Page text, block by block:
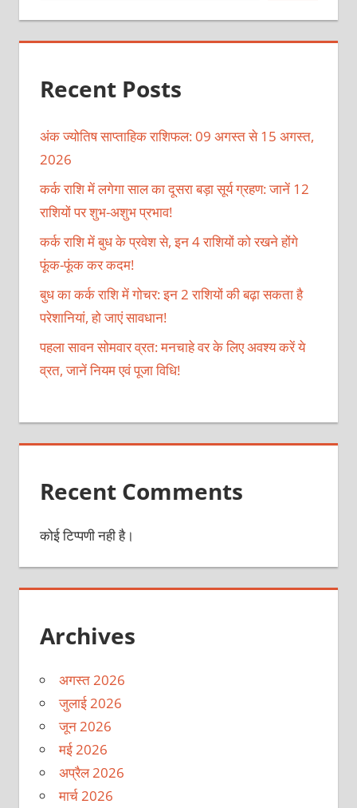
Recent Posts
अंक ज्योतिष साप्ताहिक राशिफल: 09 अगस्त से 15 अगस्त,
2026
कर्क राशि में लगेगा साल का दूसरा बड़ा सूर्य ग्रहण: जानें 12
राशियों पर शुभ-अशुभ प्रभाव!
कर्क राशि में बुध के प्रवेश से, इन 4 राशियों को रखने होंगे
फूंक-फूंक कर कदम!
बुध का कर्क राशि में गोचर: इन 2 राशियों की बढ़ा सकता है
परेशानियां, हो जाएं सावधान!
पहला सावन सोमवार व्रत: मनचाहे वर के लिए अवश्य करें ये
व्रत, जानें नियम एवं पूजा विधि!
Recent Comments
कोई टिप्पणी नही है।
Archives
अगस्त 2026
जुलाई 2026
जून 2026
मई 2026
अप्रैल 2026
मार्च 2026